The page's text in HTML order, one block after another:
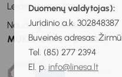
Duomenų valdytojas):
Juridinio a.k. 302848387
Buveinės adresas:
Tel. (85) 277 2394
El. p. info@linesa.lt
Leidiniai apie karjerą
Naudingos nuorodos
MUKIS remia ir palaiko